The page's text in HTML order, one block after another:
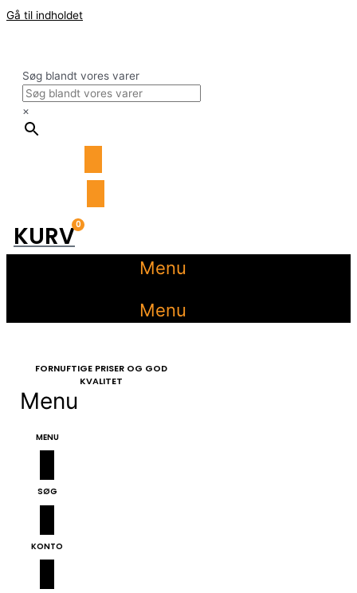
Gå til indholdet
Søg blandt vores varer
×
0
KURV
Menu
Menu
FORNUFTIGE PRISER OG GOD
KVALITET
Menu
MENU
SØG
KONTO